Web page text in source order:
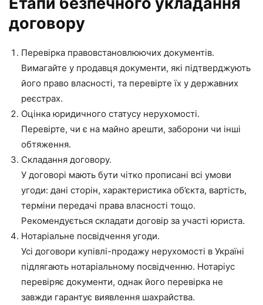
договору
Перевірка правовстановлюючих документів.
Вимагайте у продавця документи, які підтверджують
його право власності, та перевірте їх у державних
реєстрах.
Оцінка юридичного статусу нерухомості.
Перевірте, чи є на майно арешти, заборони чи інші
обтяження.
Складання договору.
У договорі мають бути чітко прописані всі умови
угоди: дані сторін, характеристика об’єкта, вартість,
терміни передачі права власності тощо.
Рекомендується складати договір за участі юриста.
Нотаріальне посвідчення угоди.
Усі договори купівлі-продажу нерухомості в Україні
підлягають нотаріальному посвідченню. Нотаріус
перевіряє документи, однак його перевірка не
завжди гарантує виявлення шахрайства.